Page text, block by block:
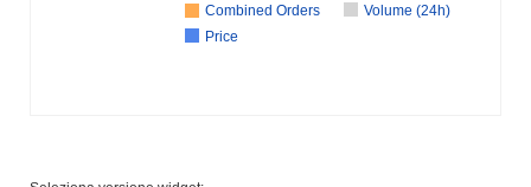
Combined Orders
Volume (24h)
Price